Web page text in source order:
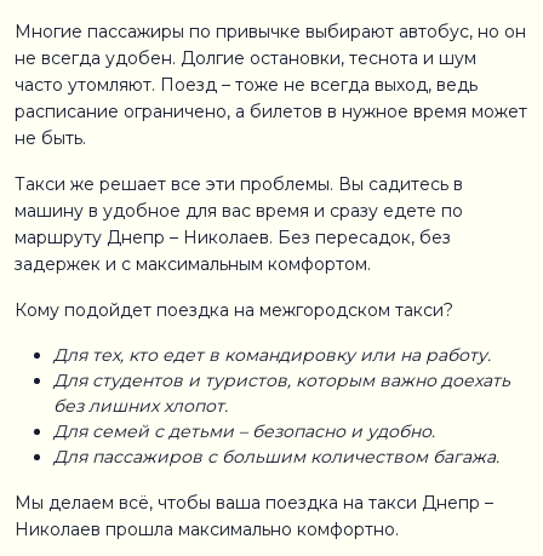
Многие пассажиры по привычке выбирают автобус, но он
не всегда удобен. Долгие остановки, теснота и шум
часто утомляют. Поезд – тоже не всегда выход, ведь
расписание ограничено, а билетов в нужное время может
не быть.
Такси же решает все эти проблемы. Вы садитесь в
машину в удобное для вас время и сразу едете по
маршруту Днепр – Николаев. Без пересадок, без
задержек и с максимальным комфортом.
Кому подойдет поездка на межгородском такси?
Для тех, кто едет в командировку или на работу.
Для студентов и туристов, которым важно доехать
без лишних хлопот.
Для семей с детьми – безопасно и удобно.
Для пассажиров с большим количеством багажа.
Мы делаем всё, чтобы ваша поездка на такси Днепр –
Николаев прошла максимально комфортно.